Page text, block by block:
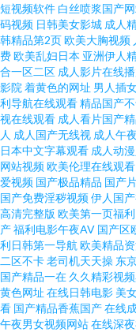
短视频软件 白丝喷浆国产
码视频 日韩美女影城 成人
韩精品第2页欧美大胸视频
费欧美乱妇日本 亚洲伊人
合一区二区 成人影片在线
影院 着黄色的网址 男人插
利导航在线观看精品国产
视在线观看 成人看片国产
人 成人国产无线视 成人午
日本中文字幕观看 成人动
网站视频欧美伦理在线观看
爱视频 国产极品精品 国产
国产免费淫秽视频伊人国
高清完整版 欧美第一页福利
产福利电影午夜AV 国产区
利日韩第一导航 欧美精品
二区不卡老司机天天操 东
国产精品一在 久久精彩视
黄色网址 在线日韩电影 美
看 国产精品香蕉国产在线
午夜男女视频网站在线深